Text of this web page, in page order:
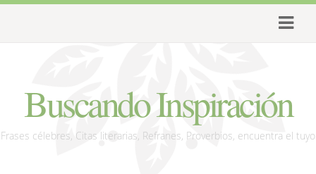
Buscando Inspiración
Frases célebres, Citas literarias, Refranes, Proverbios, encuentra el tuyo